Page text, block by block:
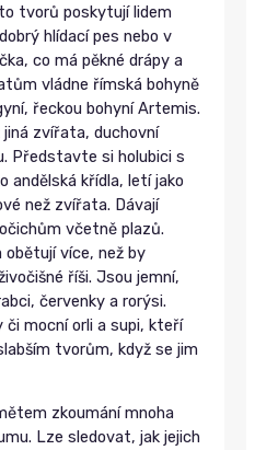
tvorů poskytují lidem
hlídací pes nebo v
co má pěkné drápy a
vládne římská bohyně
řeckou bohyní Artemis.
zvířata, duchovní
Představte si holubici s
andělská křídla, letí jako
než zvířata. Dávají
včetně plazů.
obětují více, než by
říši. Jsou jemní,
červenky a rorýsi.
či mocní orli a supi, kteří
tvorům, když se jim
zkoumání mnoha
Lze sledovat, jak jejich